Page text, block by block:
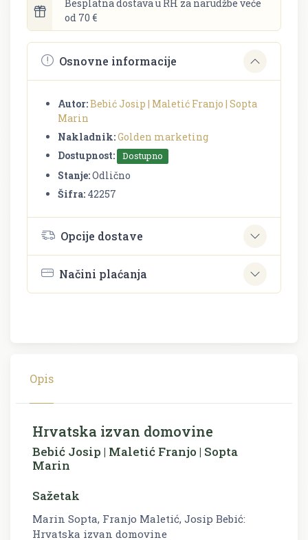
Besplatna dostava u RH za narudžbe veće
od 70 €
Osnovne informacije
Autor:Bebić Josip | Maletić Franjo | Sopta
Marin
Nakladnik:Golden marketing
Dostupnost:
Dostupno
Stanje:Odlično
Šifra: 42257
Opcije dostave
Načini plaćanja
Opis
Hrvatska izvan domovine
Bebić Josip | Maletić Franjo | Sopta
Marin
Sažetak
Marin Sopta, Franjo Maletić, Josip Bebić:
Hrvatska izvan domovine